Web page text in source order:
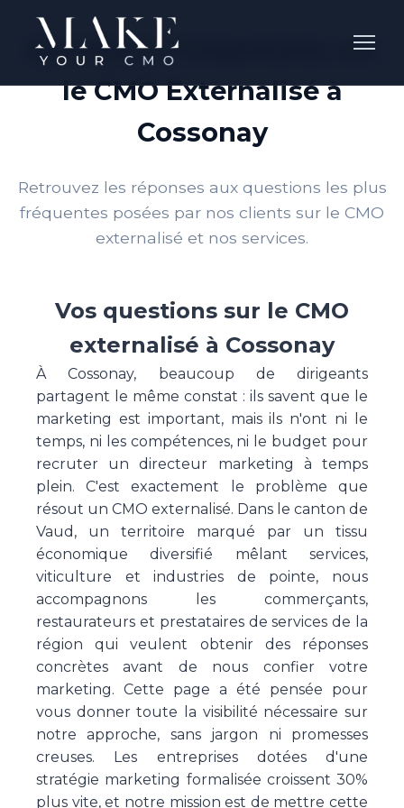
Questions Fréquentes sur
le CMO Externalisé à
Cossonay
Retrouvez les réponses aux questions les plus
fréquentes posées par nos clients sur le CMO
externalisé et nos services.
Vos questions sur le CMO
externalisé à Cossonay
À Cossonay, beaucoup de dirigeants
partagent le même constat : ils savent que le
marketing est important, mais ils n'ont ni le
temps, ni les compétences, ni le budget pour
recruter un directeur marketing à temps
plein. C'est exactement le problème que
résout un CMO externalisé. Dans le canton de
Vaud, un territoire marqué par un tissu
économique diversifié mêlant services,
viticulture et industries de pointe, nous
accompagnons les commerçants,
restaurateurs et prestataires de services de la
région qui veulent obtenir des réponses
concrètes avant de nous confier votre
marketing. Cette page a été pensée pour
vous donner toute la visibilité nécessaire sur
notre approche, sans jargon ni promesses
creuses. Les entreprises dotées d'une
stratégie marketing formalisée croissent 30%
plus vite, et notre mission est de mettre cette